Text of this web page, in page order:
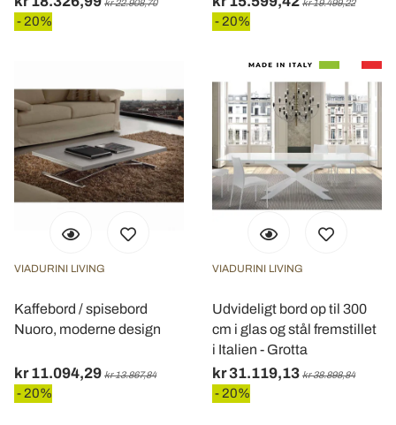
kr 22.908,70
- 20%
kr 19.499,22
- 20%
VIADURINI LIVING
Kaffebord / spisebord
Nuoro, moderne design
kr 11.094,29 kr 13.867,84
- 20%
VIADURINI LIVING
Udvideligt bord op til 300
cm i glas og stål fremstillet
i Italien - Grotta
kr 31.119,13 kr 38.898,84
- 20%